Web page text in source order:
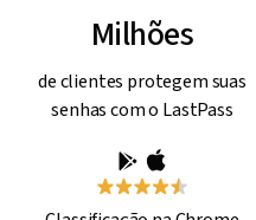
Milhões
de clientes protegem suas
senhas com o LastPass